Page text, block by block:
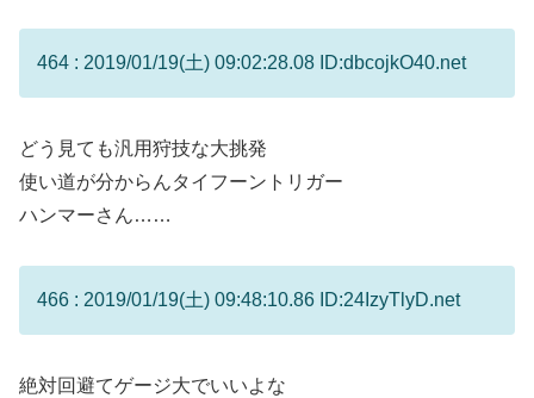
464 : 2019/01/19(土) 09:02:28.08 ID:dbcojkO40.net
どう見ても汎用狩技な大挑発
使い道が分からんタイフーントリガー
ハンマーさん……
466 : 2019/01/19(土) 09:48:10.86 ID:24IzyTlyD.net
絶対回避てゲージ大でいいよな